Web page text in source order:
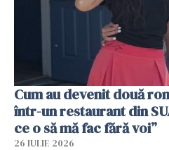
Cum au devenit două
într-un restaurant din
ce o să mă fac fără voi”
26 IULIE 2026